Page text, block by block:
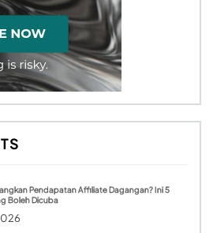
Pendapatan Affiliate Dagangan? Ini 5
Boleh Dicuba